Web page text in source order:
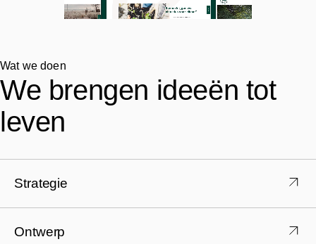
Wat we doen
We brengen ideeën tot
leven
Strategie
Onze merkstrategen helpen keuzes maken en
zorgen voor een stevig kompas dat richting geeft
Ontwerp